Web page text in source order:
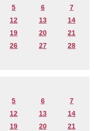
5 6
7
12 13
14
19 20
21
26 27
28
5 6
7
12 13
14
19 20
21